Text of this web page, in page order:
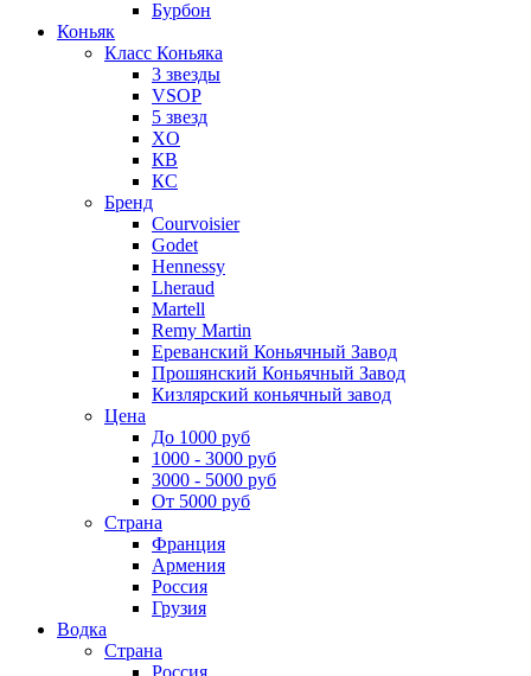
Бурбон
Коньяк
Класс Коньяка
3 звезды
VSOP
5 звезд
XO
КВ
КС
Бренд
Courvoisier
Godet
Hennessy
Lheraud
Martell
Remy Martin
Ереванский Коньячный Завод
Прошянский Коньячный Завод
Кизлярский коньячный завод
Цена
До 1000 руб
1000 - 3000 руб
3000 - 5000 руб
От 5000 руб
Страна
Франция
Армения
Россия
Грузия
Водка
Страна
Россия